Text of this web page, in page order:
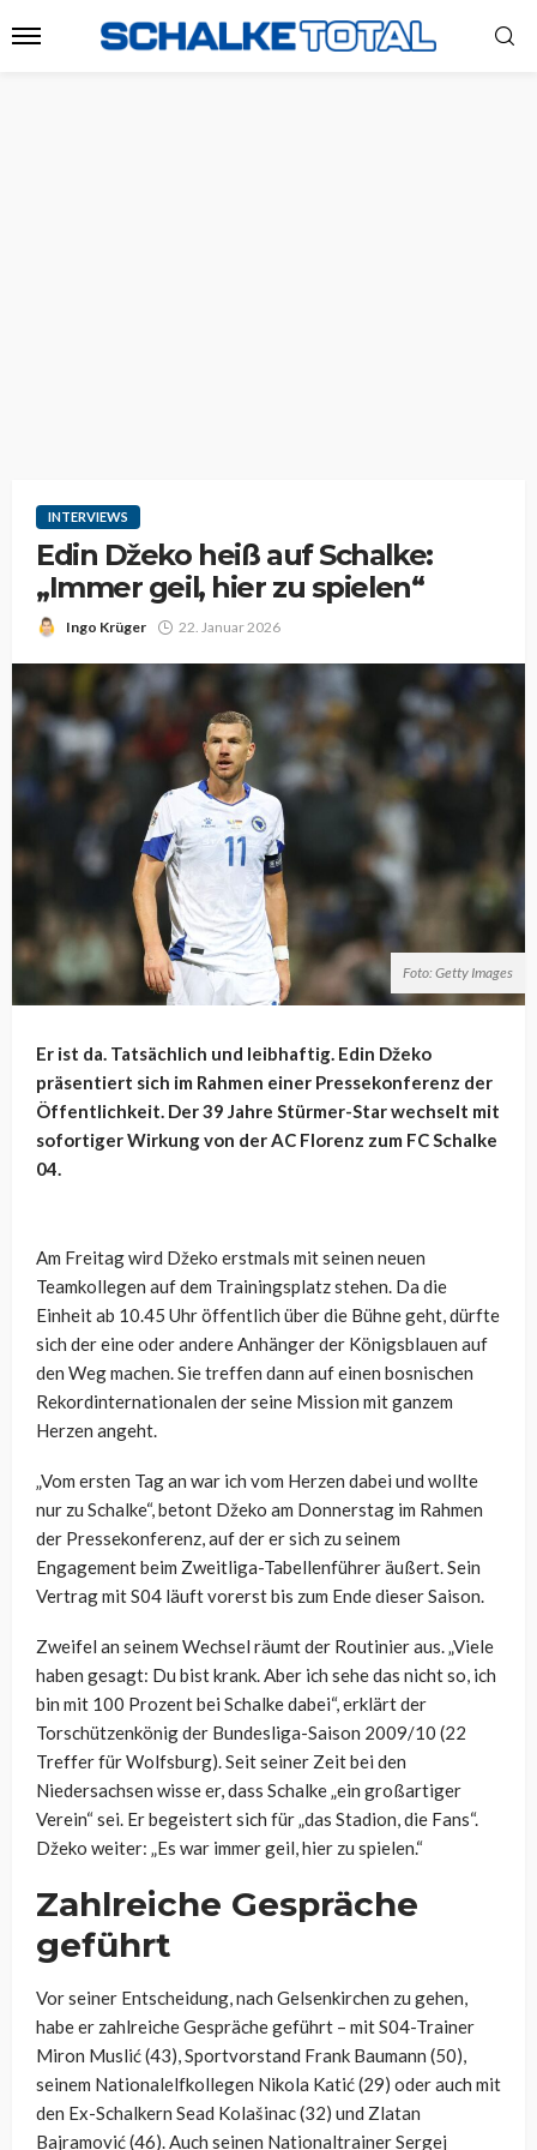
INTERVIEWS
Edin Džeko heiß auf Schalke:
„Immer geil, hier zu spielen“
Ingo Krüger 22. Januar 2026
Foto: Getty Images
Er ist da. Tatsächlich und leibhaftig. Edin Džeko
präsentiert sich im Rahmen einer Pressekonferenz der
Öffentlichkeit. Der 39 Jahre Stürmer-Star wechselt mit
sofortiger Wirkung von der AC Florenz zum FC Schalke
04.
Am Freitag wird Džeko erstmals mit seinen neuen
Teamkollegen auf dem Trainingsplatz stehen. Da die
Einheit ab 10.45 Uhr öffentlich über die Bühne geht, dürfte
sich der eine oder andere Anhänger der Königsblauen auf
den Weg machen. Sie treffen dann auf einen bosnischen
Rekordinternationalen der seine Mission mit ganzem
Herzen angeht.
„Vom ersten Tag an war ich vom Herzen dabei und wollte
nur zu Schalke“, betont Džeko am Donnerstag im Rahmen
der Pressekonferenz, auf der er sich zu seinem
Engagement beim Zweitliga-Tabellenführer äußert. Sein
Vertrag mit S04 läuft vorerst bis zum Ende dieser Saison.
Zweifel an seinem Wechsel räumt der Routinier aus. „Viele
haben gesagt: Du bist krank. Aber ich sehe das nicht so, ich
bin mit 100 Prozent bei Schalke dabei“, erklärt der
Torschützenkönig der Bundesliga-Saison 2009/10 (22
Treffer für Wolfsburg). Seit seiner Zeit bei den
Niedersachsen wisse er, dass Schalke „ein großartiger
Verein“ sei. Er begeistert sich für „das Stadion, die Fans“.
Džeko weiter: „Es war immer geil, hier zu spielen.“
Zahlreiche Gespräche
geführt
Vor seiner Entscheidung, nach Gelsenkirchen zu gehen,
habe er zahlreiche Gespräche geführt – mit S04-Trainer
Miron Muslić (43), Sportvorstand Frank Baumann (50),
seinem Nationalelfkollegen Nikola Katić (29) oder auch mit
den Ex-Schalkern Sead Kolašinac (32) und Zlatan
Bajramović (46). Auch seinen Nationaltrainer Sergej